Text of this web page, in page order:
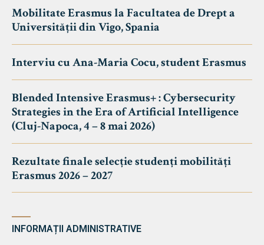
Mobilitate Erasmus la Facultatea de Drept a
Universității din Vigo, Spania
Interviu cu Ana-Maria Cocu, student Erasmus
Blended Intensive Erasmus+ : Cybersecurity
Strategies in the Era of Artificial Intelligence
(Cluj-Napoca, 4 – 8 mai 2026)
Rezultate finale selecție studenți mobilități
Erasmus 2026 – 2027
INFORMAȚII ADMINISTRATIVE